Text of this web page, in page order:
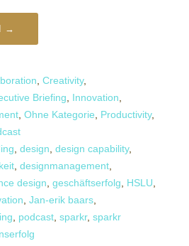
→
Creativity,
Briefing Innovation
Ohne Kategorie Productivity,
design design capability,
designmanagement
design geschäftserfolg HSLU
Jan-erik baars
podcast sparkr, sparkr